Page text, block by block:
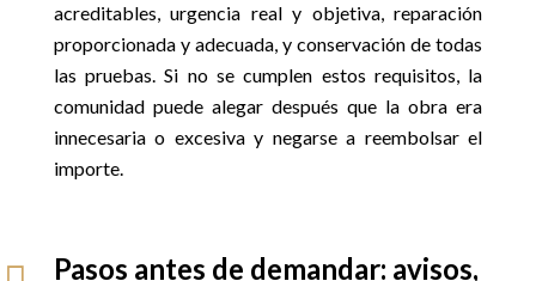
acreditables, urgencia real y objetiva, reparación
proporcionada y adecuada, y conservación de todas
las pruebas. Si no se cumplen estos requisitos, la
comunidad puede alegar después que la obra era
innecesaria o excesiva y negarse a reembolsar el
importe.
Pasos antes de demandar: avisos,